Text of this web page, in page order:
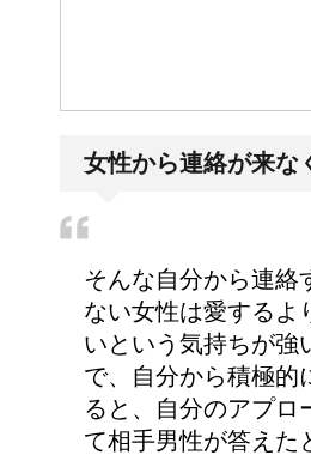
女性から連絡が来
そんな自分から連絡
ない女性は愛するよ
いという気持ちが強
で、自分から積極的
ると、自分のアプロ
て相手男性が答えた